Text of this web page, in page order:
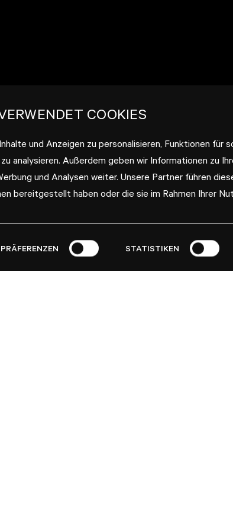
COOKIES
und Anzeigen zu personalisieren, Funktionen für
analysieren. Außerdem geben wir Informationen zu
und Analysen weiter. Unsere Partner führen
bereitgestellt haben oder die sie im Rahmen Ihrer
PRÄFERENZEN STATISTIKEN